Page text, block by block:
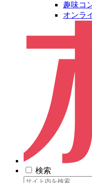
趣味コ
オンラ
検索